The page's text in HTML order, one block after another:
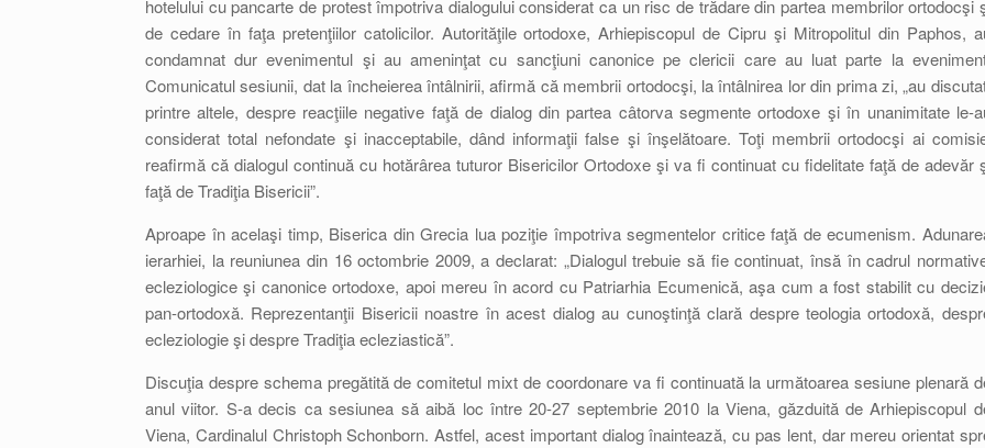
hotelului cu pancarte de protest împotriva dialogului considerat ca un risc de trădare din partea membrilor ortodocşi
de cedare în faţa pretenţiilor catolicilor. Autorităţile ortodoxe, Arhiepiscopul de Cipru şi Mitropolitul din Paphos,
condamnat dur evenimentul şi au ameninţat cu sancţiuni canonice pe clericii care au luat parte la
Comunicatul sesiunii, dat la încheierea întâlnirii, afirmă că membrii ortodocşi, la întâlnirea lor din prima zi, „au
printre altele, despre reacţiile negative faţă de dialog din partea câtorva segmente ortodoxe şi în unanimitate le-
considerat total nefondate şi inacceptabile, dând informaţii false şi înşelătoare. Toţi membrii ortodocşi ai
reafirmă că dialogul continuă cu hotărârea tuturor Bisericilor Ortodoxe şi va fi continuat cu fidelitate faţă de adevăr
faţă de Tradiţia Bisericii”.
Aproape în acelaşi timp, Biserica din Grecia lua poziţie împotriva segmentelor critice faţă de ecumenism.
ierarhiei, la reuniunea din 16 octombrie 2009, a declarat: „Dialogul trebuie să fie continuat, însă în cadrul
ecleziologice şi canonice ortodoxe, apoi mereu în acord cu Patriarhia Ecumenică, aşa cum a fost stabilit cu
pan-ortodoxă. Reprezentanţii Bisericii noastre în acest dialog au cunoştinţă clară despre teologia ortodoxă,
ecleziologie şi despre Tradiţia ecleziastică”.
Discuţia despre schema pregătită de comitetul mixt de coordonare va fi continuată la următoarea sesiune plenară
anul viitor. S-a decis ca sesiunea să aibă loc între 20-27 septembrie 2010 la Viena, găzduită de Arhiepiscopul
Viena, Cardinalul Christoph Schonborn. Astfel, acest important dialog înaintează, cu pas lent, dar mereu orientat